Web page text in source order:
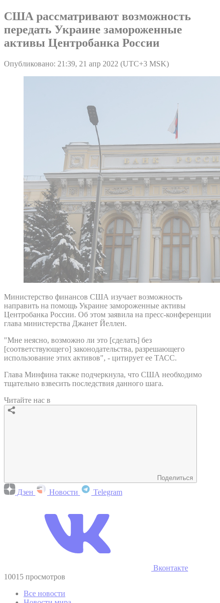
США рассматривают возможность
передать Украине замороженные
активы Центробанка России
Опубликовано: 21:39, 21 апр 2022 (UTC+3 MSK)
Министерство финансов США изучает возможность
направить на помощь Украине замороженные активы
Центробанка России. Об этом заявила на пресс-конференции
глава министерства Джанет Йеллен.
"Мне неясно, возможно ли это [сделать] без
[соответствующего] законодательства, разрешающего
использование этих активов", - цитирует ее ТАСС.
Глава Минфина также подчеркнула, что США необходимо
тщательно взвесить последствия данного шага.
Читайте нас в
Поделиться
Дзен Новости Telegram
Вконтакте
10015 просмотров
Все новости